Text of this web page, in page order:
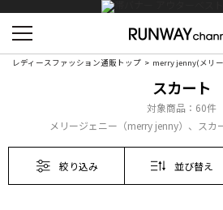
レディースファッション通販トップ merry jenny(メリ
スカート
対象商品： 60件
メリージェニー（merry jenny）、スカ
絞り込み 並び替え